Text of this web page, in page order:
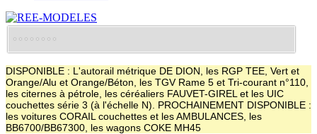
DISPONIBLE : L'autorail métrique DE DION, les RGP TEE, Vert et
Orange/Alu et Orange/Béton, les TGV Rame 5 et Tri-courant n°110,
les citernes à pétrole, les céréaliers FAUVET-GIREL et les UIC
couchettes série 3 (à l'échelle N). PROCHAINEMENT DISPONIBLE :
les voitures CORAIL couchettes et les AMBULANCES, les
BB6700/BB67300, les wagons COKE MH45